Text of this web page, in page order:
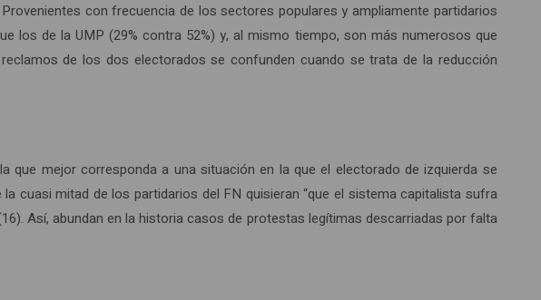
con frecuencia de los sectores populares y ampliamente partidarios
los de la UMP (29% contra 52%) y, al mismo tiempo, son más numerosos que
de los dos electorados se confunden cuando se trata de la reducción
que mejor corresponda a una situación en la que el electorado de izquierda se
cuasi mitad de los partidarios del FN quisieran “que el sistema capitalista sufra
Así, abundan en la historia casos de protestas legítimas descarriadas por falta